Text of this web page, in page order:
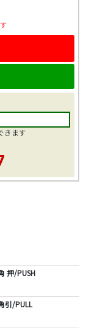
押/PUSH
引/PULL
きます